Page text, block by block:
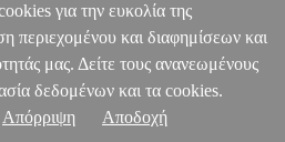
για την ευκολία της
περιεχομένου και διαφημίσεων και
μας. Δείτε τους ανανεωμένους
δεδομένων και τα cookies.
Απόρριψη Αποδοχή